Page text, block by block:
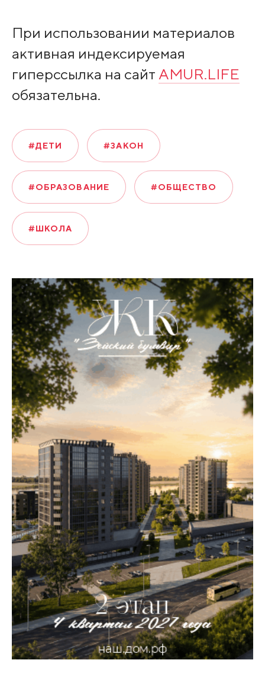
При использовании материалов
активная индексируемая
гиперссылка на сайт AMUR.LIFE
обязательна.
#ДЕТИ #ЗАКОН
#ОБРАЗОВАНИЕ #ОБЩЕСТВО
#ШКОЛА